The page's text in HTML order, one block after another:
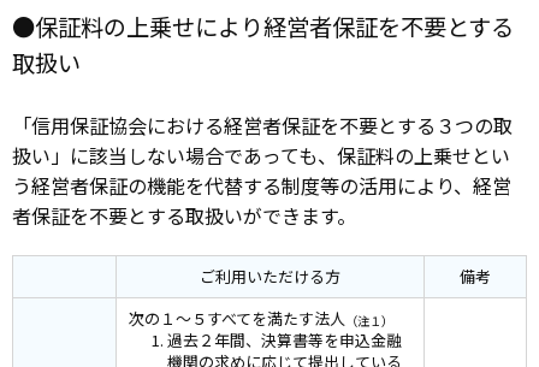
●保証料の上乗せにより経営者保証を不要とする
取扱い
「信用保証協会における経営者保証を不要とする３つの取
扱い」に該当しない場合であっても、保証料の上乗せとい
う経営者保証の機能を代替する制度等の活用により、経営
者保証を不要とする取扱いができます。
ご利用いただける方 備考
次の１～５すべてを満たす法人 （注１）
過去２年間、決算書等を申込金融
機関の求めに応じて提出している